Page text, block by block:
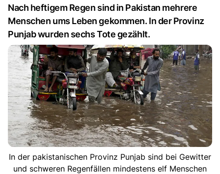
Nach heftigem Regen sind in Pakistan mehrere
Menschen ums Leben gekommen. In der Provinz
Punjab wurden sechs Tote gezählt.
In der pakistanischen Provinz Punjab sind bei Gewitter
und schweren Regenfällen mindestens elf Menschen